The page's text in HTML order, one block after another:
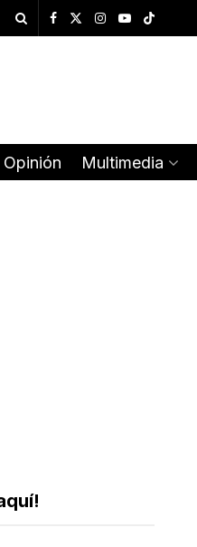
Opinión Multimedia